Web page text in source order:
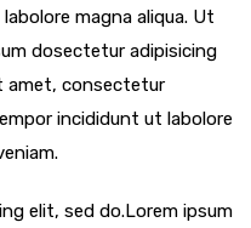
magna aliqua. Ut
dosectetur adipisicing
amet, consectetur
incididunt ut labolore
elit, sed do.Lorem ipsum